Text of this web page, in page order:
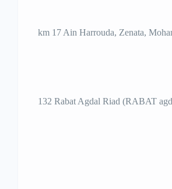
km 17 Ain Harrouda, Zenata,
132 Rabat Agdal Riad (RABAT